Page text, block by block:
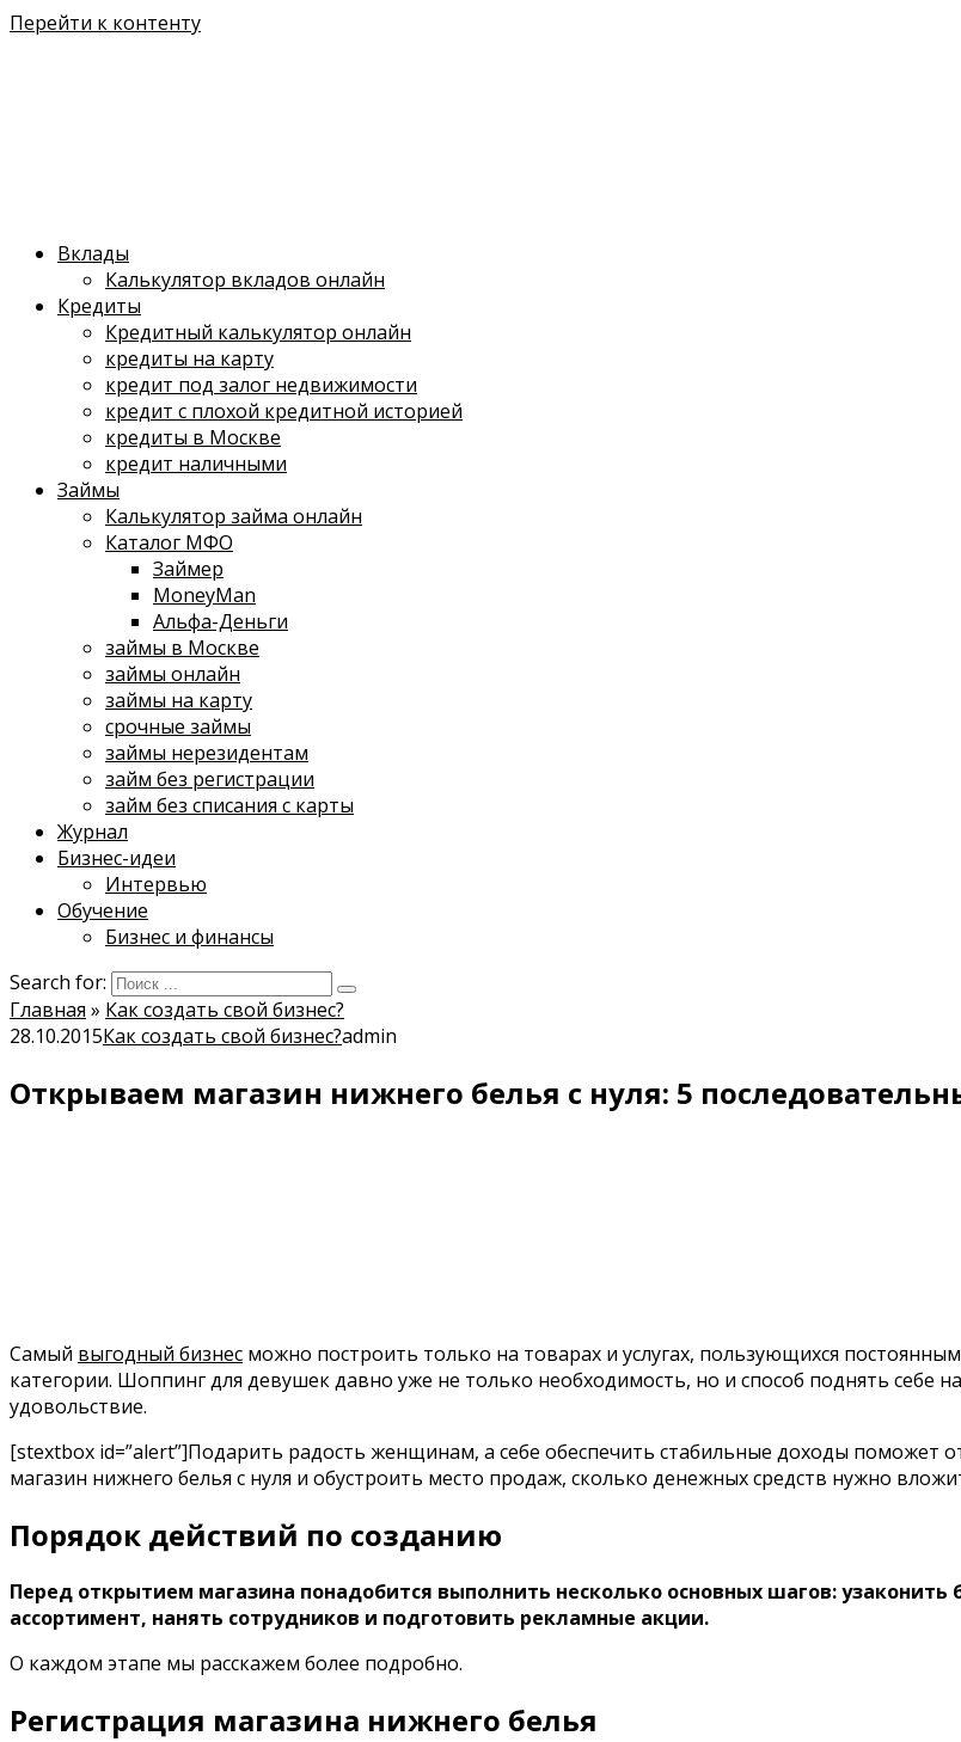
Перейти к контенту
Вклады
Калькулятор вкладов онлайн
Кредиты
Кредитный калькулятор онлайн
кредиты на карту
кредит под залог недвижимости
кредит с плохой кредитной историей
кредиты в Москве
кредит наличными
Займы
Калькулятор займа онлайн
Каталог МФО
Займер
MoneyMan
Альфа-Деньги
займы в Москве
займы онлайн
займы на карту
срочные займы
займы нерезидентам
займ без регистрации
займ без списания с карты
Журнал
Бизнес-идеи
Интервью
Обучение
Бизнес и финансы
Search for:
Главная » Как создать свой бизнес?
28.10.2015Как создать свой бизнес?admin
Открываем магазин нижнего белья с нуля: 5
Самый выгодный бизнес можно построить только на товарах и услугах, пользующихся
категории. Шоппинг для девушек давно уже не только необходимость, но и способ поднять себе
удовольствие.
[stextbox id=”alert”]Подарить радость женщинам, а себе обеспечить стабильные доходы поможет
магазин нижнего белья с нуля и обустроить место продаж, сколько денежных средств нужно
Порядок действий по созданию
Перед открытием магазина понадобится выполнить несколько основных шагов:
ассортимент, нанять сотрудников и подготовить рекламные акции.
О каждом этапе мы расскажем более подробно.
Регистрация магазина нижнего белья